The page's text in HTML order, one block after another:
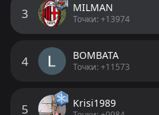
1.75 Под 2.5 гола
ДОБАВИ КОМЕНТАР
3 MILMAN
Точки: +13974
4 BOMBATA
Точки: +11573
5 Krisi1989